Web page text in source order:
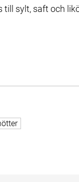
sylt, saft och
med